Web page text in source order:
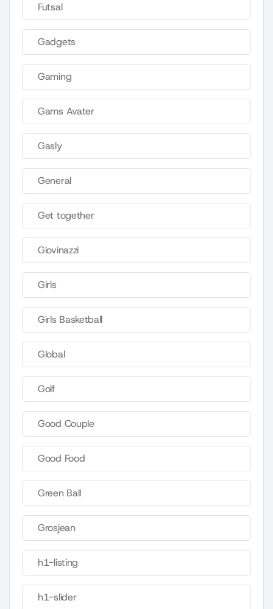
Futsal
Gadgets
Gaming
Gams Avater
Gasly
General
Get together
Giovinazzi
Girls
Girls Basketball
Global
Golf
Good Couple
Good Food
Green Ball
Grosjean
h1-listing
h1-slider